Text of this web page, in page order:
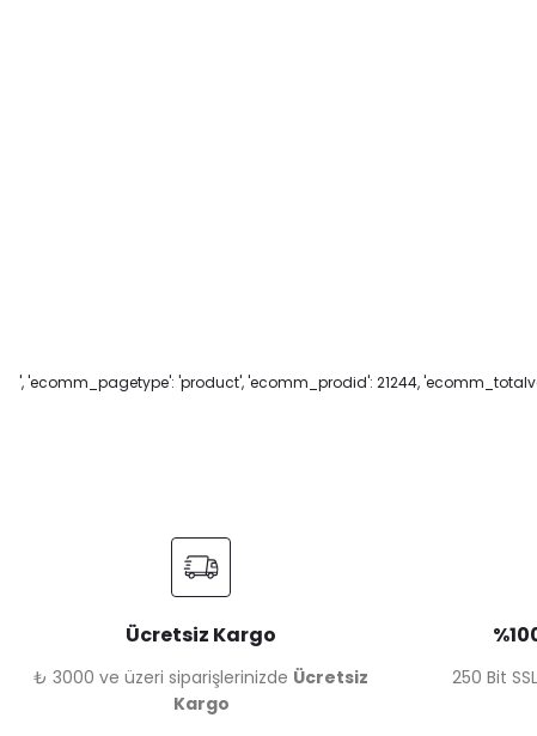
', 'ecomm_pagetype': 'product', 'ecomm_prodid': 21244,
Ücretsiz Kargo
₺ 3000 ve üzeri siparişlerinizde Ücretsiz
Kargo
250 Bit